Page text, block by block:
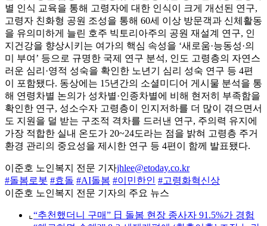
별 인식 교육을 통해 고령자에 대한 인식이 크게 개선된 연구,
고령자 친화형 공원 조성을 통해 60세 이상 방문객과 신체활동
을 유의미하게 늘린 호주 빅토리아주의 공원 재설계 연구, 인
지건강을 향상시키는 여가의 핵심 속성을 ‘새로움·능동성·의
미 부여’ 등으로 규명한 국제 연구 분석, 인도 고령층의 자연스
러운 심리·영적 성숙을 확인한 노년기 심리 성숙 연구 등 4편
이 포함됐다. 동상에는 15년간의 소셜미디어 게시물 분석을 통
해 연령차별 논의가 성차별·인종차별에 비해 현저히 부족함을
확인한 연구, 성소수자 고령층이 인지저하를 더 많이 겪으면서
도 지원을 덜 받는 구조적 격차를 드러낸 연구, 주의력 유지에
가장 적합한 실내 온도가 20~24도라는 점을 밝혀 고령층 주거
환경 관리의 중요성을 제시한 연구 등 4편이 함께 발표됐다.
이준호 노인복지 전문 기자jhlee@etoday.co.kr
#돌봄로봇 #효돌 #AI돌봄 #이민한인 #고령화혁신상
이준호 노인복지 전문 기자의 주요 뉴스
⌞ “추천했더니 구매” 日 돌봄 현장 종사자 91.5%가 경험